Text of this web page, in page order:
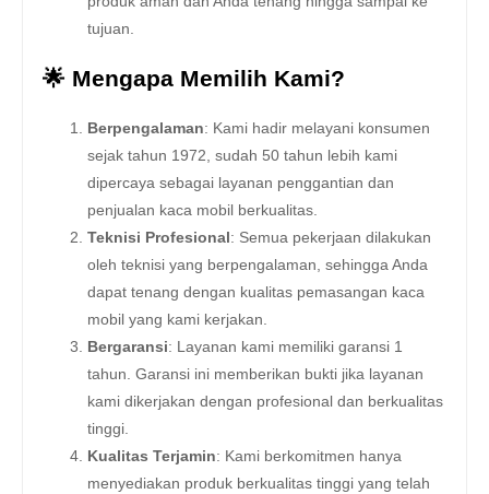
tujuan.
🌟 Mengapa Memilih Kami?
Berpengalaman: Kami hadir melayani konsumen
sejak tahun 1972, sudah 50 tahun lebih kami
dipercaya sebagai layanan penggantian dan
penjualan kaca mobil berkualitas.
Teknisi Profesional : Semua pekerjaan dilakukan
oleh teknisi yang berpengalaman, sehingga Anda
dapat tenang dengan kualitas pemasangan kaca
mobil yang kami kerjakan.
Bergaransi: Layanan kami memiliki garansi 1
tahun. Garansi ini memberikan bukti jika layanan
kami dikerjakan dengan profesional dan berkualitas
tinggi.
Kualitas Terjamin: Kami berkomitmen hanya
menyediakan produk berkualitas tinggi yang telah